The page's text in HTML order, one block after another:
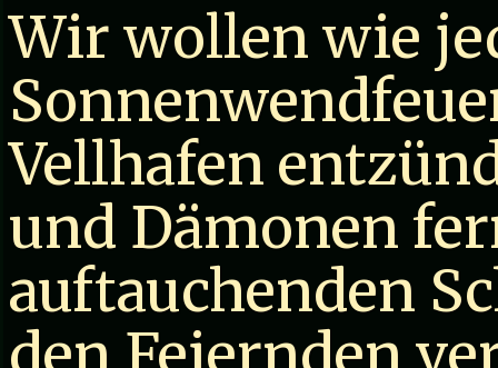
Wir wollen wie
Vellhafen
und Dämonen
auftauchenden